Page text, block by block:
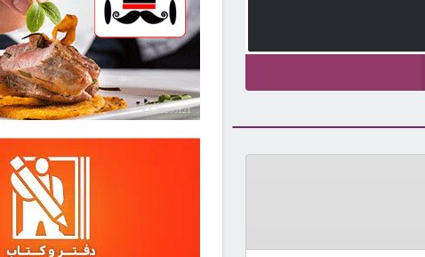
30255121